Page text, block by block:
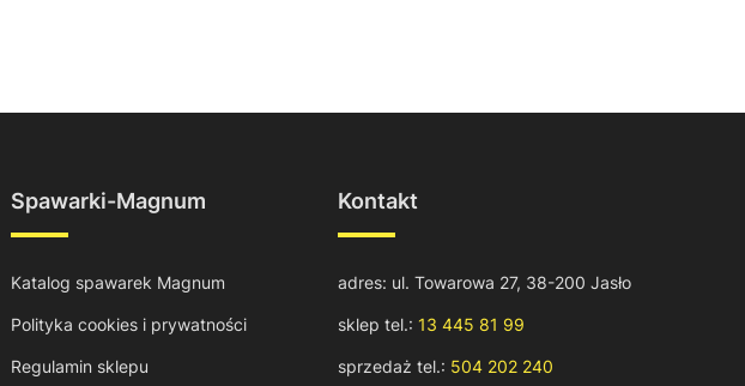
Spawarki-Magnum
Katalog spawarek Magnum
Polityka cookies i prywatności
Regulamin sklepu
Kontakt
adres: ul. Towarowa 27, 38-200 Jasło
sklep tel.: 13 445 81 99
sprzedaż tel.: 504 202 240